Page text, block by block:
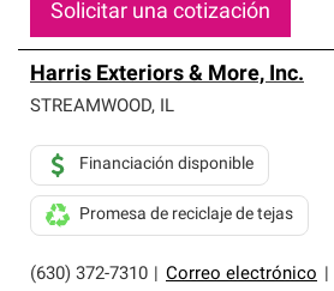
Solicitar una cotización
Harris Exteriors & More, Inc.
STREAMWOOD, IL
(630) 372-7310 Correo electrónico
Financiación disponible
Promesa de reciclaje de tejas